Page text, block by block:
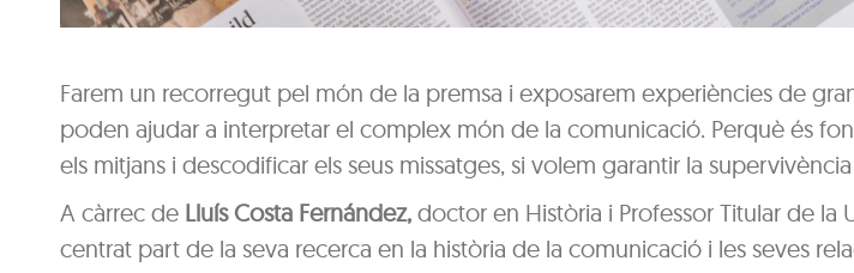
Farem un recorregut pel món de la premsa i exposarem experiències de
poden ajudar a interpretar el complex món de la comunicació. Perquè és
els mitjans i descodificar els seus missatges, si volem garantir la
A càrrec de Lluís Costa Fernández, doctor en Història i Professor Titular de la
centrat part de la seva recerca en la història de la comunicació i les seves